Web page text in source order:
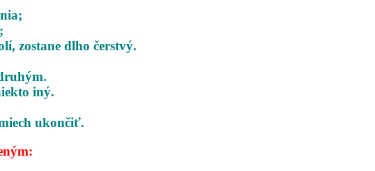
zostane dlho čerstvý.
iný.
ukončiť.